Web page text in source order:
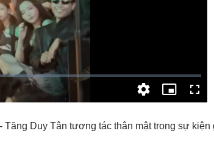
Duy Tân tương tác thân mật trong sự kiện